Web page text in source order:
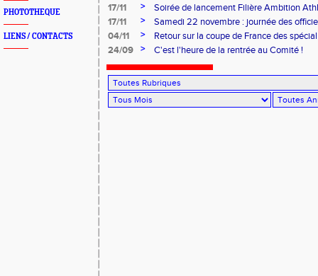
PHOTOTHEQUE
LIENS / CONTACTS
17/11
>
Soirée de lancement Filière Ambition
17/11
>
Samedi 22 novembre : journée des
04/11
>
Retour sur la coupe de France des
24/09
> C'est l'heure de la rentrée au Comité !